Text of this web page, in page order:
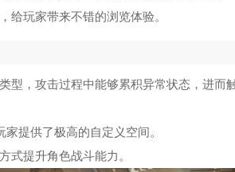
给玩家带来不错的浏览体验。
型，攻击过程中能够累积异常状态，进而
提供了极高的自定义空间。
式提升角色战斗能力。